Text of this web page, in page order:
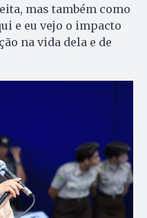
mas também como
e eu vejo o impacto
na vida dela e de